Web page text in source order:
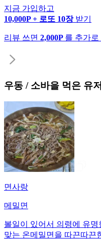
지금 가입하고
10,000P + 로또 10장 받기
리뷰 쓰면 2,000P 를 추가로
우동 / 소바을 먹은 유
면사랑
메밀면
볼일이 있어서 의령에 유
맞는 온메밀면을 따끈따끈